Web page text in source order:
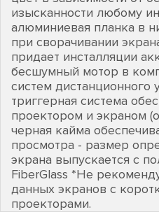
изысканности любому
алюминиевая планка в
при сворачивании
придает инсталляции
бесшумный мотор в
систем дистанционного
триггерная система
проектором и экраном
черная кайма
просмотра - размер
экрана выпускается с
FiberGlass *Не
данных экранов с
проекторами.